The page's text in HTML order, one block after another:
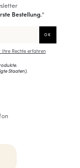
Bestellung.*
Rechte erfahren
Staaten).